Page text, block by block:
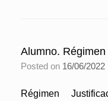
Alumno.
Posted on 16/06/2022
Régimen